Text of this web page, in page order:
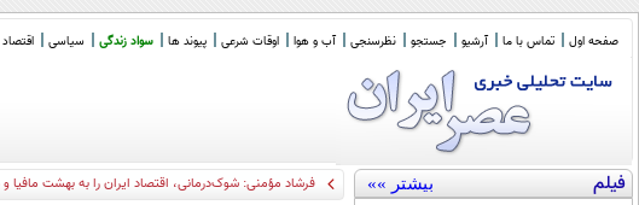
صفحه اول تماس با ما آرشیو جستجو نظرسنجی آب و هوا اوقات شرعی پیوند ها سواد زندگی سیاسی اقتصاد
فیلم بیشتر »» فرشاد مؤمنی: شوک‌درمانی، اقتصاد ایران را به بهشت مافیا و